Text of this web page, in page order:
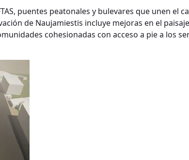
puentes peatonales y bulevares que unen el
de Naujamiestis incluye mejoras en el
cohesionadas con acceso a pie a los